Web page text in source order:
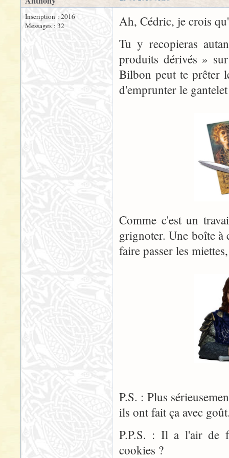
Inscription : 2016
Messages : 32
Ah, Cédric, je crois
Tu y recopieras
produits dérivés »
Bilbon peut te prêter
d'emprunter le
Comme c'est un
grignoter. Une boîte à
faire passer les
P.S. : Plus
ils ont fait ça avec
P.P.S. : Il a l'air de
cookies ?